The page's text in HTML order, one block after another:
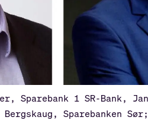
Sparebank 1 SR-Bank,
Bergskaug, Sparebanken